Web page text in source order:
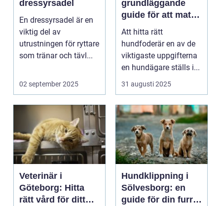
dressyrsadel
En dressyrsadel är en
viktig del av
utrustningen för ryttare
som tränar och tävl...
02 september 2025
grundläggande
guide för att mata
din fyrbenta vän
Att hitta rätt
hundfoderär en av de
viktigaste uppgifterna
en hundägare ställs i...
31 augusti 2025
Veterinär i
Göteborg: Hitta
rätt vård för ditt
Hundklippning i
Sölvesborg: en
guide för din furry